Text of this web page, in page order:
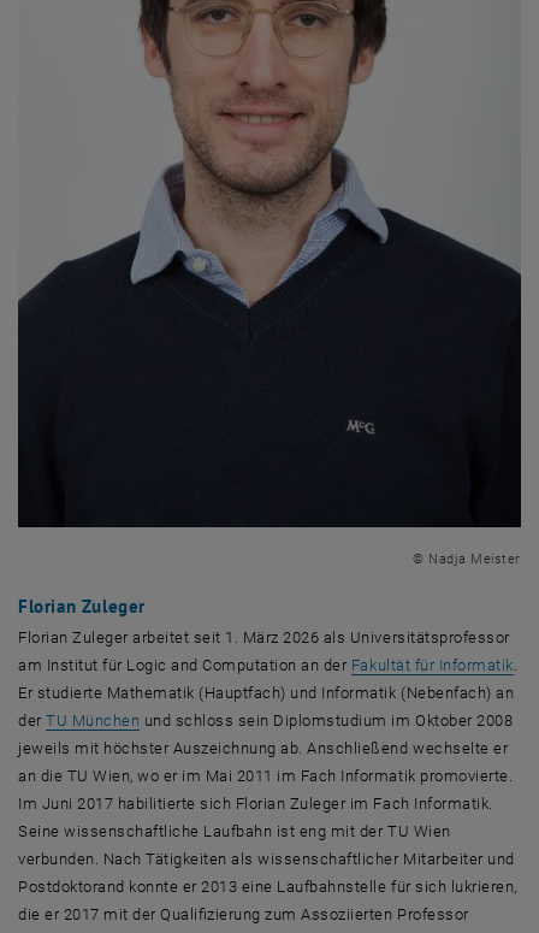
© Nadja Meister
Florian Zuleger
Florian Zuleger arbeitet seit 1. März 2026 als Universitätsprofessor
am Institut für Logic and Computation an der Fakultät für Informatik,
Er studierte Mathematik (Hauptfach) und Informatik (Nebenfach) an
derTU München , öffnet eine externe URL in einem neuen Fenster
und schloss sein Diplomstudium im Oktober 2008
jeweils mit höchster Auszeichnung ab. Anschließend wechselte er
an die TU Wien, wo er im Mai 2011 im Fach Informatik promovierte.
Im Juni 2017 habilitierte sich Florian Zuleger im Fach Informatik.
Seine wissenschaftliche Laufbahn ist eng mit der TU Wien
verbunden. Nach Tätigkeiten als wissenschaftlicher Mitarbeiter und
Postdoktorand konnte er 2013 eine Laufbahnstelle für sich lukrieren,
die er 2017 mit der Qualifizierung zum Assoziierten Professor